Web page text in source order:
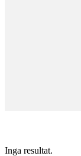
Inga resultat.